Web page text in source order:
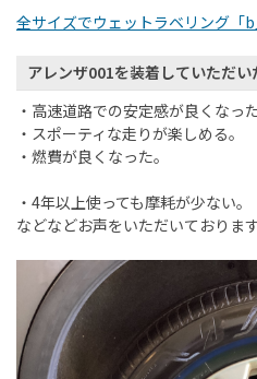
全サイズでウェットラベリング「b
アレンザ001を装着していただ
・高速道路での安定感が良くなった
・スポーティな走りが楽しめる。
・燃費が良くなった。
・4年以上使っても摩耗が少ない。
などなどお声をいただいております